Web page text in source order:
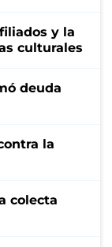
y la
culturales
deuda
la
colecta